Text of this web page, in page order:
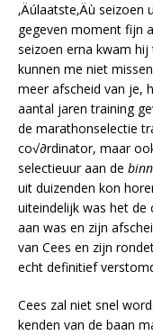
‚Äúlaatste‚Äù
gegeven moment fijn
seizoen erna kwam
kunnen me niet
meer afscheid van je,
aantal jaren training
de marathonselectie
co√∂rdinator, maar
selectieuur aan de
uit duizenden kon
uiteindelijk was het de
aan was en zijn
van Cees en zijn
echt definitief
Cees zal niet snel
kenden van de baan